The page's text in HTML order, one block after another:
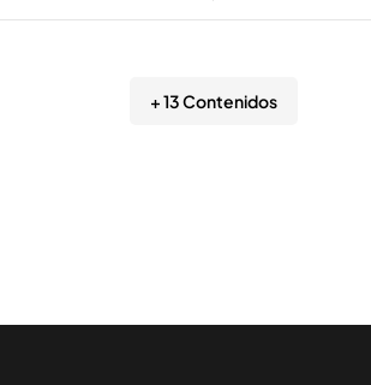
+ 13 Contenidos